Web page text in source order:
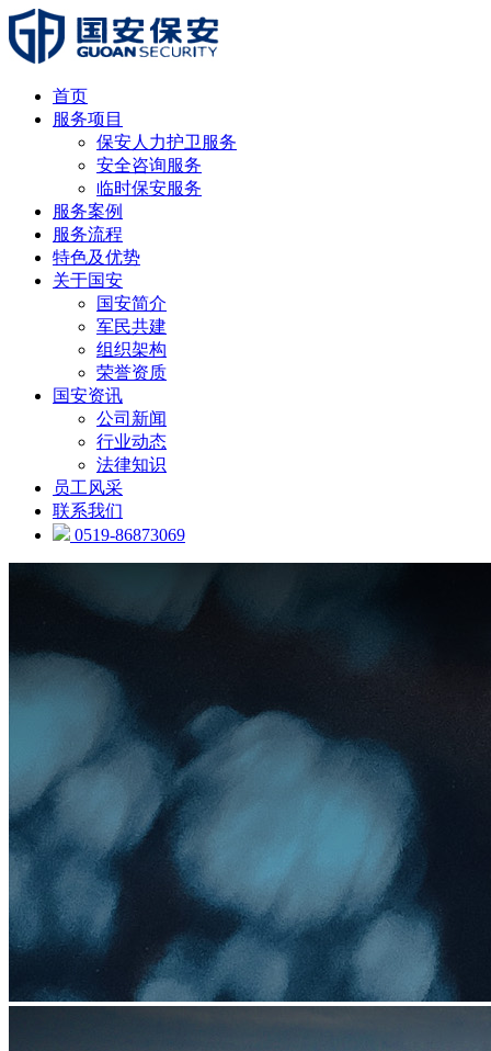
首页
服务项目
保安人力护卫服务
安全咨询服务
临时保安服务
服务案例
服务流程
特色及优势
关于国安
国安简介
军民共建
组织架构
荣誉资质
国安资讯
公司新闻
行业动态
法律知识
员工风采
联系我们
0519-86873069